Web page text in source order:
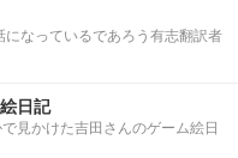
になっているであろう有志翻訳者
日記
見かけた吉田さんのゲーム絵日